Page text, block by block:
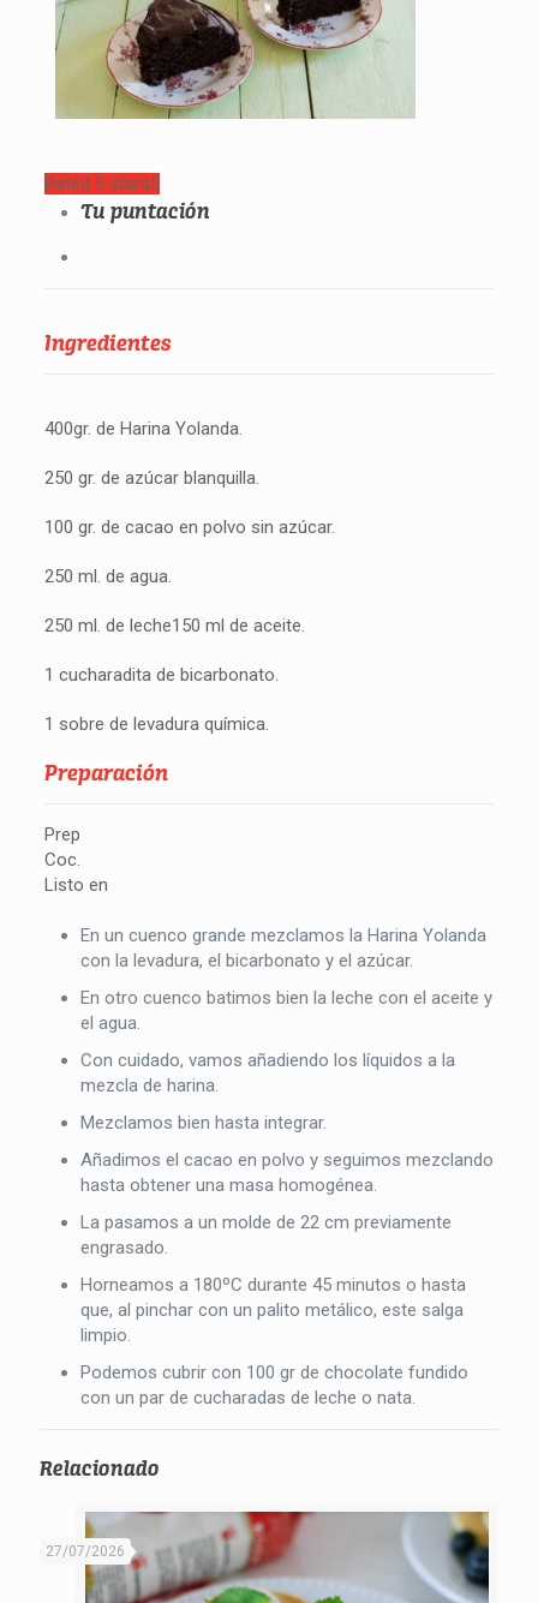
Rated 5 stars5
Tu puntación
Ingredientes
400gr. de Harina Yolanda.
250 gr. de azúcar blanquilla.
100 gr. de cacao en polvo sin azúcar.
250 ml. de agua.
250 ml. de leche150 ml de aceite.
1 cucharadita de bicarbonato.
1 sobre de levadura química.
Preparación
Prep
Coc.
Listo en
En un cuenco grande mezclamos la Harina Yolanda
con la levadura, el bicarbonato y el azúcar.
En otro cuenco batimos bien la leche con el aceite y
el agua.
Con cuidado, vamos añadiendo los líquidos a la
mezcla de harina.
Mezclamos bien hasta integrar.
Añadimos el cacao en polvo y seguimos mezclando
hasta obtener una masa homogénea.
La pasamos a un molde de 22 cm previamente
engrasado.
Horneamos a 180ºC durante 45 minutos o hasta
que, al pinchar con un palito metálico, este salga
limpio.
Podemos cubrir con 100 gr de chocolate fundido
con un par de cucharadas de leche o nata.
Relacionado
27/07/2026